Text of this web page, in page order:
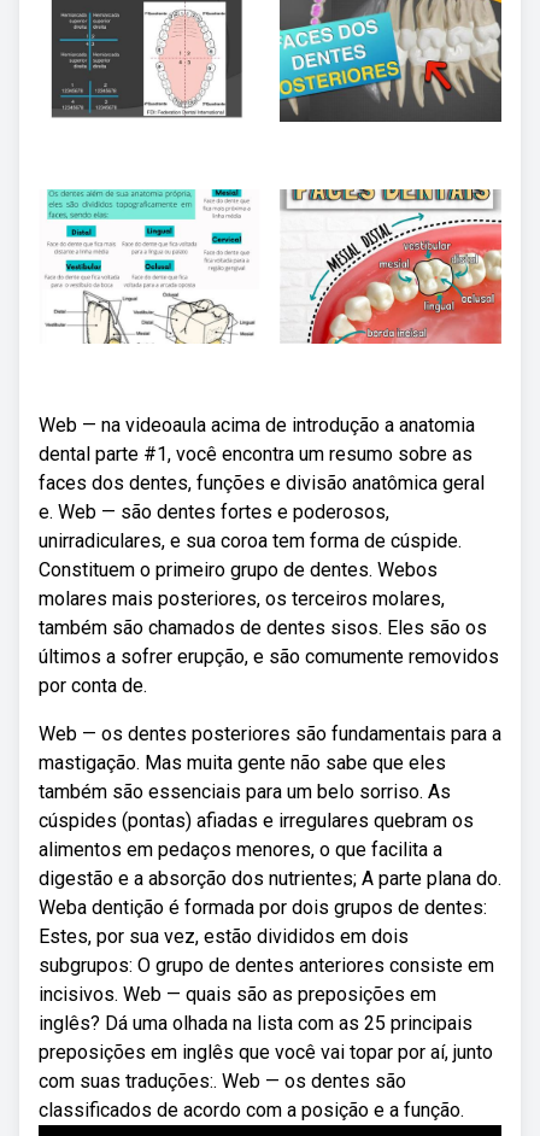
Web — na videoaula acima de introdução a anatomia
dental parte #1, você encontra um resumo sobre as
faces dos dentes, funções e divisão anatômica geral
e. Web — são dentes fortes e poderosos,
unirradiculares, e sua coroa tem forma de cúspide.
Constituem o primeiro grupo de dentes. Webos
molares mais posteriores, os terceiros molares,
também são chamados de dentes sisos. Eles são os
últimos a sofrer erupção, e são comumente removidos
por conta de.
Web — os dentes posteriores são fundamentais para a
mastigação. Mas muita gente não sabe que eles
também são essenciais para um belo sorriso. As
cúspides (pontas) afiadas e irregulares quebram os
alimentos em pedaços menores, o que facilita a
digestão e a absorção dos nutrientes; A parte plana do.
Weba dentição é formada por dois grupos de dentes:
Estes, por sua vez, estão divididos em dois
subgrupos: O grupo de dentes anteriores consiste em
incisivos. Web — quais são as preposições em
inglês? Dá uma olhada na lista com as 25 principais
preposições em inglês que você vai topar por aí, junto
com suas traduções:. Web — os dentes são
classificados de acordo com a posição e a função.